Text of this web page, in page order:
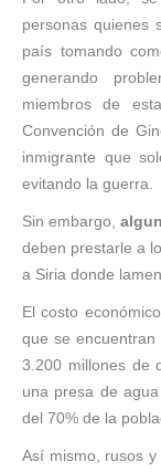
personas quienes
país tomando
generando
miembros de
Convención de
inmigrante que
evitando la guerra.
Sin embargo,
deben prestarle a
a Siria donde
El costo
que se
3.200 millones de
una presa de
del 70% de la
Así mismo, rusos